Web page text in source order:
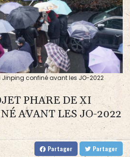
Jinping confiné avant les JO-2022
PHARE DE XI
AVANT LES JO-2022
Partager Partager